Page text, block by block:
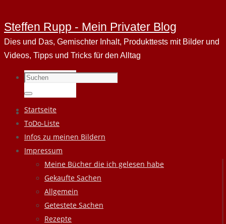
Steffen Rupp - Mein Privater Blog
Dies und Das, Gemischter Inhalt, Produkttests mit Bilder und
Videos, Tipps und Tricks für den Alltag
Suchen
nach:
Suchen
Zum
Inhalt
springen
Startseite
ToDo-Liste
Infos zu meinen Bildern
Impressum
Meine Bücher die ich gelesen habe
Gekaufte Sachen
Allgemein
Getestete Sachen
Rezepte